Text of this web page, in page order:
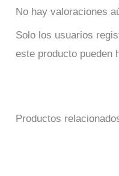
No hay valoraciones
Solo los usuarios
este producto pueden
Productos